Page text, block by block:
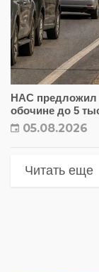
НАС предложил
обочине до 5
05.08.2026
Читать еще